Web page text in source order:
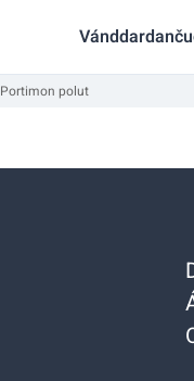
Portimon polut